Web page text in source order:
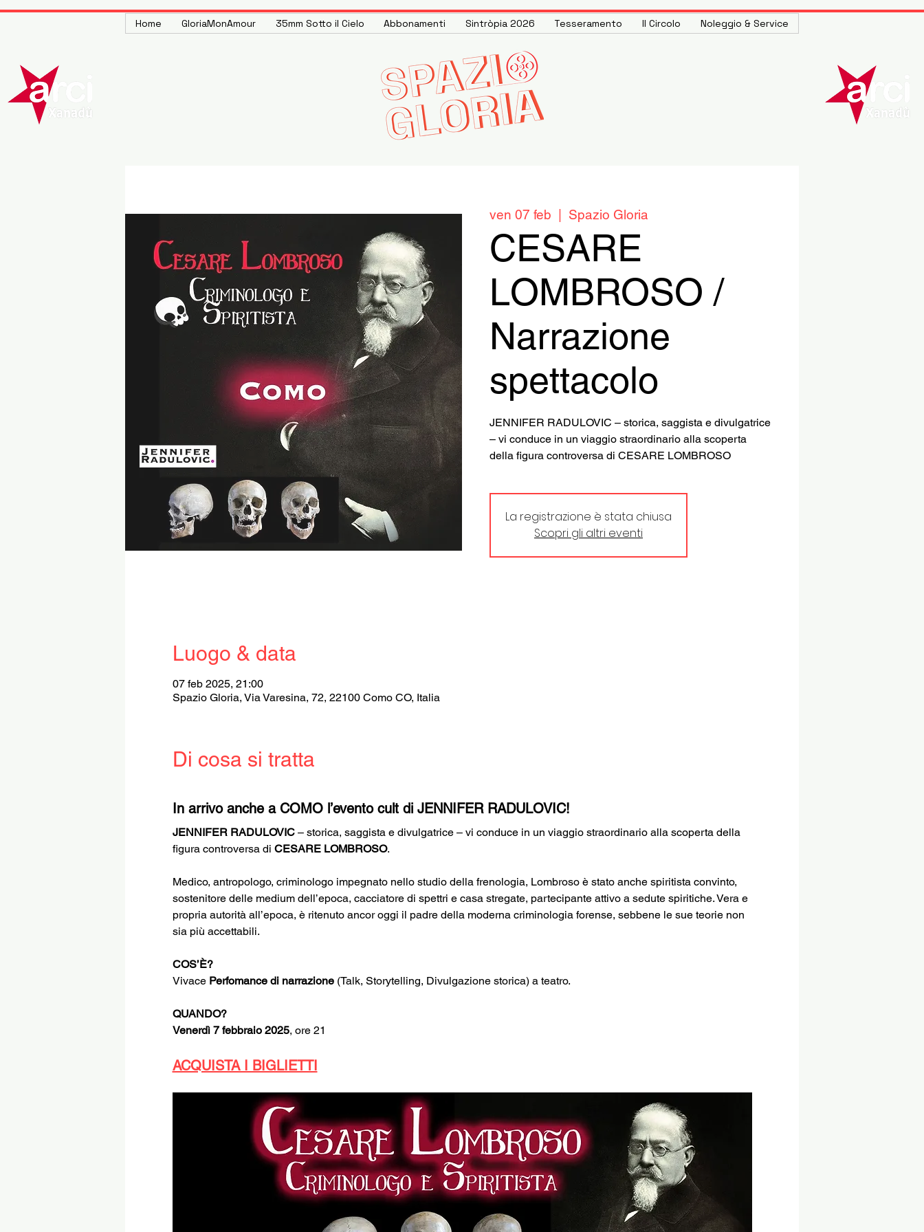
Home GloriaMonAmour 35mm Sotto il Cielo Abbonamenti Sintròpia 2026 Tesseramento Il Circolo Noleggio & Service
ven 07 feb Spazio Gloria
CESARE
LOMBROSO /
Narrazione
spettacolo
JENNIFER RADULOVIC – storica, saggista e divulgatrice
– vi conduce in un viaggio straordinario alla scoperta
della figura controversa di CESARE LOMBROSO
La registrazione è stata chiusa
Scopri gli altri eventi
Luogo & data
07 feb 2025, 21:00
Spazio Gloria, Via Varesina, 72, 22100 Como CO, Italia
Di cosa si tratta
In arrivo anche a COMO l’evento cult di JENNIFER RADULOVIC!
JENNIFER RADULOVIC – storica, saggista e divulgatrice – vi conduce in un viaggio straordinario alla scoperta della
figura controversa di CESARE LOMBROSO.
Medico, antropologo, criminologo impegnato nello studio della frenologia, Lombroso è stato anche spiritista convinto,
sostenitore delle medium dell’epoca, cacciatore di spettri e casa stregate, partecipante attivo a sedute spiritiche. Vera e
propria autorità all’epoca, è ritenuto ancor oggi il padre della moderna criminologia forense, sebbene le sue teorie non
sia più accettabili.
COS’È?
Vivace Perfomance di narrazione (Talk, Storytelling, Divulgazione storica) a teatro.
QUANDO?
Venerdì 7 febbraio 2025, ore 21
ACQUISTA I BIGLIETTI